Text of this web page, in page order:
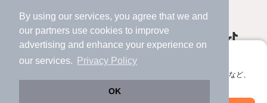
By using our services, you agree that we and
our partners use cookies to improve
advertising and enhance your experience on
our services.
Privacy Policy
OK
アプリに切り替えて、サクサクお部屋探し
会員登録なしですぐ使える。マップ検索やお気に入り保存など、
©NIFTY Lifestyle Co., Ltd.